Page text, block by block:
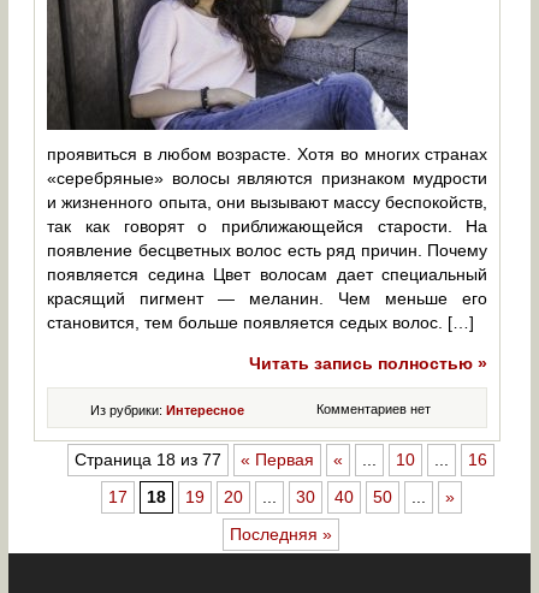
проявиться в любом возрасте. Хотя во многих странах
«серебряные» волосы являются признаком мудрости
и жизненного опыта, они вызывают массу беспокойств,
так как говорят о приближающейся старости. На
появление бесцветных волос есть ряд причин. Почему
появляется седина Цвет волосам дает специальный
красящий пигмент — меланин. Чем меньше его
становится, тем больше появляется седых волос. […]
Читать запись полностью »
Комментариев нет
Из рубрики:Интересное
Страница 18 из 77 « Первая « 10
16
17
18 19 20 30 40 50
»
Последняя »